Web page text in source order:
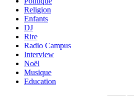
Religion
Enfants
DJ
Rire
Radio Campus
Interview
Noël
Musique
Education